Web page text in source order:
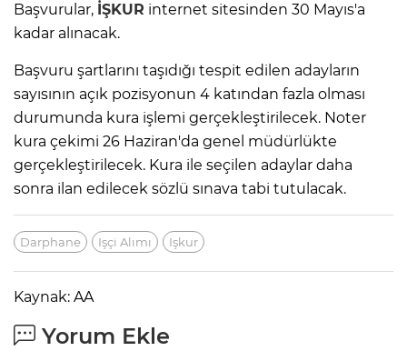
Başvurular, İŞKUR internet sitesinden 30 Mayıs'a
kadar alınacak.
Başvuru şartlarını taşıdığı tespit edilen adayların
sayısının açık pozisyonun 4 katından fazla olması
durumunda kura işlemi gerçekleştirilecek. Noter
kura çekimi 26 Haziran'da genel müdürlükte
gerçekleştirilecek. Kura ile seçilen adaylar daha
sonra ilan edilecek sözlü sınava tabi tutulacak.
Darphane Işçi Alımı Işkur
Kaynak: AA
Yorum Ekle